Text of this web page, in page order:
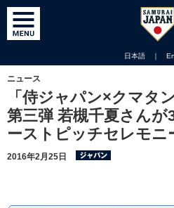
日本語 ｜
ニュース
「侍ジャパン×クマタ
第三弾 若槻千夏さんが
ーストピッチセレモニ
2016年2月25日